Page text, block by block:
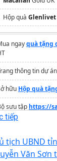
Hộp quà Glenlivet
ngayquà tặng
thông tin dự án
hữu Hộp quà
sưu tập https://
tiếp
tịch UBND
Văn Sơn